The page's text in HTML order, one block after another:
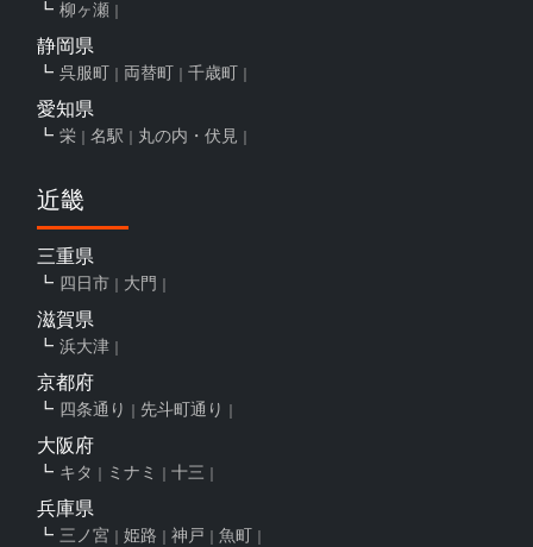
柳ヶ瀬
静岡県
呉服町 両替町 千歳町
愛知県
栄 名駅 丸の内・伏見
近畿
三重県
四日市 大門
滋賀県
浜大津
京都府
四条通り 先斗町通り
大阪府
キタ ミナミ 十三
兵庫県
三ノ宮 姫路 神戸 魚町